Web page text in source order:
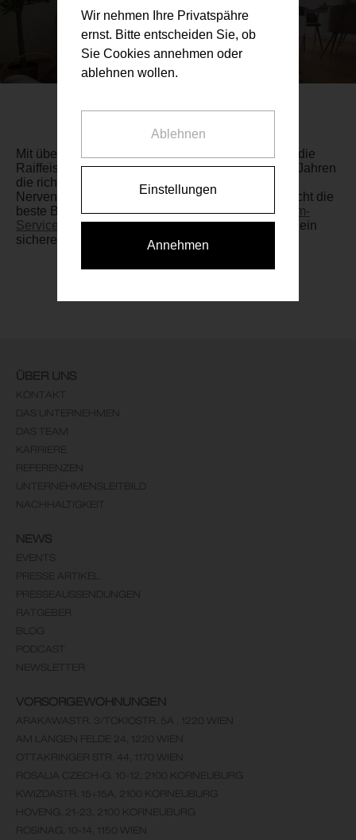
Mit über 1.500 verkauften Vorsorgewohnungen ist die
Raiffeisen Vorsorge Wohnung GmbH seit über 20 Jahren
die richtige Adresse für Ihr Investment ohne
Nervenkitzel! Die perfekte Vorsorgewohnung braucht die
beste Betreuung: Mit unserem Mietenpool (Rundum-
Service-Paket) ist Ihr Kapital in sicheren Händen - ein
sicherer Hafen für Ihr Kapital!
ÜBER UNS
KONTAKT
DAS UNTERNEHMEN
DAS TEAM
KARRIERE
REFERENZEN
UNTERNEHMENSLEITBILD
NACHHALTIGKEIT
NEWS
EVENTS
PRESSE ARTIKEL
PRESSEAUSSENDUNGEN
RATGEBER
BLOG
PODCAST
NEWSLETTER
VORSORGEWOHNUNGEN
ARAKAWASTR. 3/TOKIOSTR. 5A , 1220 WIEN
AM LANGEN FELDE 24, 1220 WIEN
OTTAKRINGER STR. 44, 1170 WIEN
ROSALIA CZECH-G. 10-12, 2100 KORNEUBURG
KWIZDASTR. 15+15A, 2100 KORNEUBURG
HOVENG. 21-23, 2100 KORNEUBURG
ROSINAG. 10-14, 1150 WIEN
Wir nehmen Ihre Privatspähre
ernst. Bitte entscheiden Sie, ob
Sie Cookies annehmen oder
ablehnen wollen.
Ablehnen
Einstellungen
Annehmen